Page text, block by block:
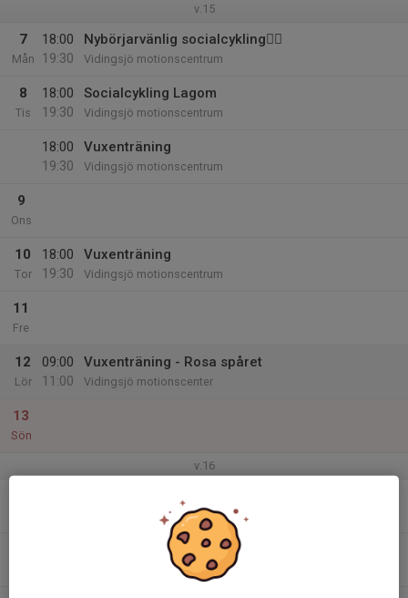
v.15
7
Mån
18:00
19:30
Nybörjarvänlig socialcykling🚴‍♀️
Vidingsjö motionscentrum
8
Tis
18:00
19:30
Socialcykling Lagom
Vidingsjö motionscentrum
18:00
19:30
Vuxenträning
Vidingsjö motionscentrum
9
Ons
10
Tor
18:00
19:30
Vuxenträning
Vidingsjö motionscentrum
11
Fre
12
Lör
09:00
11:00
Vuxenträning - Rosa spåret
Vidingsjö motionscenter
13
Sön
v.16
Vidingsjö motionscentrum
Vuxenträning - Teknik
Vidingsjö motionscentrum